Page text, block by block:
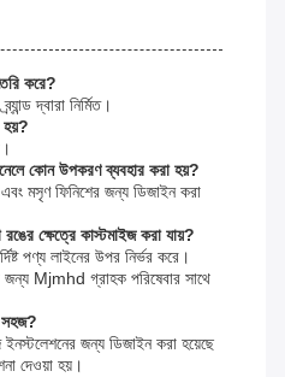
করে?
দ্বারা নির্মিত।
হয়?
কোন উপকরণ ব্যবহার করা হয়?
মসৃণ ফিনিশের জন্য ডিজাইন করা
ক্ষেত্রে কাস্টমাইজ করা যায়?
পণ্য লাইনের উপর নির্ভর করে।
জন্য Mjmhd গ্রাহক পরিষেবার সাথে
সহজ?
জন্য ডিজাইন করা হয়েছে
দেওয়া হয়।